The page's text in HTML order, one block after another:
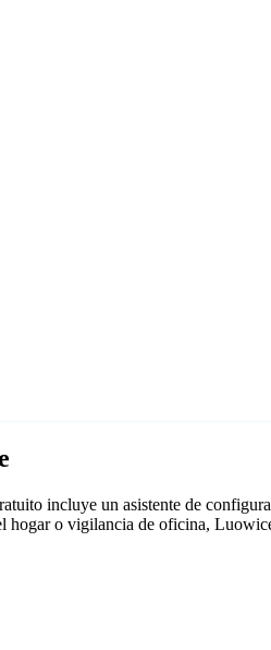
incluye un asistente de
hogar o vigilancia de oficina,